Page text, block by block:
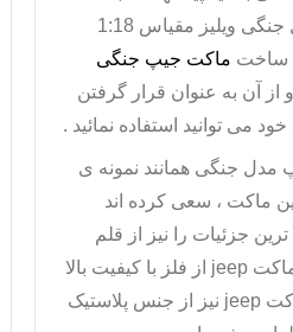
مدل جنگی ویلیز مقیاس 1:18
ساخت ماکت جیپ جنگی
و از آن به عنوان قرار گرفتن
می توانید استفاده نمائید .
مدل جنگی همانند نمونه ی
ماکت ، سعی کرده اند
جزئیات را نیز از قلم
jeep از فلز با کیفیت بالا
jeep نیز از جنس پلاستیک